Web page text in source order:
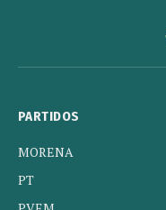
PARTIDOS
MORENA
PT